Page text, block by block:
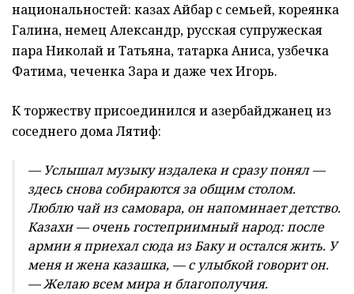
национальностей: казах Айбар с семьей, кореянка
Галина, немец Александр, русская супружеская
пара Николай и Татьяна, татарка Аниса, узбечка
Фатима, чеченка Зара и даже чех Игорь.
К торжеству присоединился и азербайджанец из
соседнего дома Лятиф:
— Услышал музыку издалека и сразу понял —
здесь снова собираются за общим столом.
Люблю чай из самовара, он напоминает детство.
Казахи — очень гостеприимный народ: после
армии я приехал сюда из Баку и остался жить. У
меня и жена казашка, — с улыбкой говорит он.
— Желаю всем мира и благополучия.